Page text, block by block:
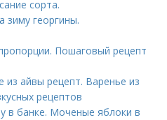
сорта.
зиму георгины.
Пошаговый рецепт
из айвы рецепт. Варенье из
рецептов
в банке. Моченые яблоки в